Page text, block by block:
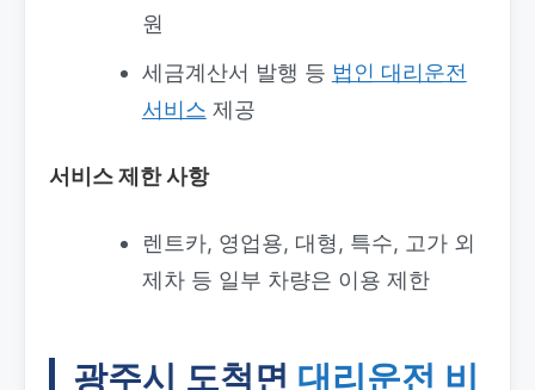
원
세금계산서 발행 등 법인 대리운전
서비스 제공
서비스 제한 사항
렌트카, 영업용, 대형, 특수, 고가 외
제차 등 일부 차량은 이용 제한
광주시 도척면 대리운전 비